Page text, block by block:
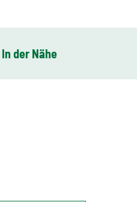
In der Nähe